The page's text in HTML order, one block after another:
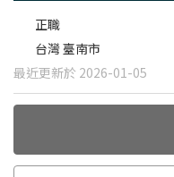
正職
台灣 臺南市
最近更新於 2026-01-05